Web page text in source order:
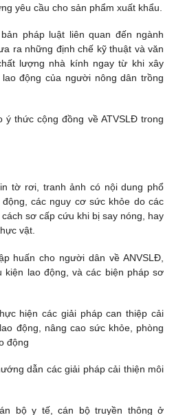
yêu cầu cho sản phẩm xuất khẩu.
pháp luật liên quan đến ngành
ra những định chế kỹ thuật và văn
lượng nhà kính ngay từ khi xây
động của người nông dân trồng
ý thức cộng đồng về ATVSLĐ trong
tờ rơi, tranh ảnh có nội dung phổ
các nguy cơ sức khỏe do các
sơ cấp cứu khi bị say nóng, hay
vật.
huấn cho người dân về ANVSLĐ,
kiện lao động, và các biện pháp sơ
hiện các giải pháp can thiệp cải
động, nâng cao sức khỏe, phòng
động
dẫn các giải pháp cải thiện môi
bộ y tế, cán bộ truyền thông ở